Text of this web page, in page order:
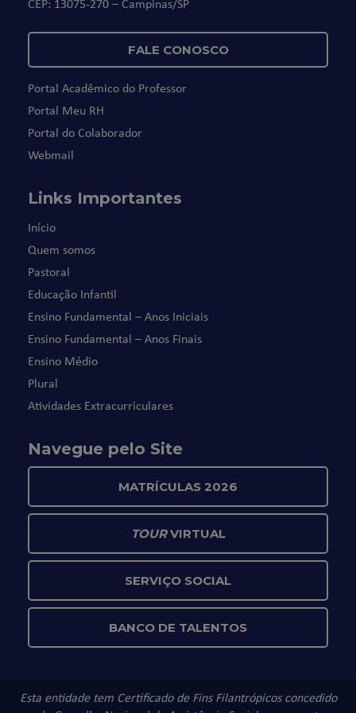
FALE CONOSCO
Portal Acadêmico do Professor
Portal Meu RH
Portal do Colaborador
Webmail
Links Importantes
Início
Quem somos
Pastoral
Educação Infantil
Ensino Fundamental – Anos Iniciais
Ensino Fundamental – Anos Finais
Ensino Médio
Plural
Atividades Extracurriculares
Navegue pelo Site
MATRÍCULAS 2026
TOURVIRTUAL
SERVIÇO SOCIAL
BANCO DE TALENTOS
Esta entidade tem Certificado de Fins Filantrópicos concedido